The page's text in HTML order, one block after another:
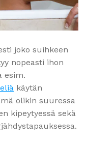
joko suihkeen
nopeasti ihon
esim.
käytän
olikin suuressa
kipeytyessä sekä